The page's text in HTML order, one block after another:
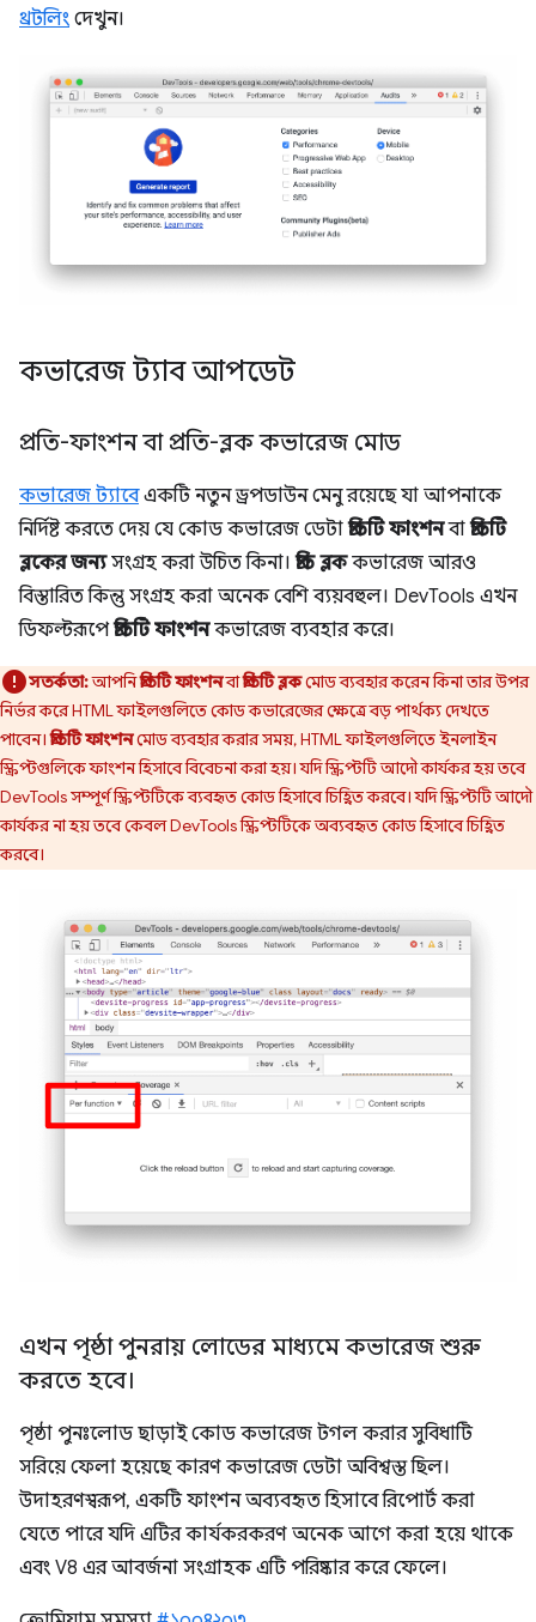
থ্রটলিং দেখুন।
কভারেজ ট্যাব আপডেট
প্রতি-ফাংশন বা প্রতি-ব্লক কভারেজ মোড
কভারেজ ট্যাবেএকটি নতুন ড্রপডাউন মেনু রয়েছে যা আপনাকে
নির্দিষ্ট করতে দেয় যে কোড কভারেজ ডেটাপ্রতিটি ফাংশনবাপ্রতিটি
ব্লকের জন্যসংগ্রহ করা উচিত কিনা।প্রতি ব্লককভারেজ আরও
বিস্তারিত কিন্তু সংগ্রহ করা অনেক বেশি ব্যয়বহুল। DevTools এখন
ডিফল্টরূপেপ্রতিটি ফাংশনকভারেজ ব্যবহার করে।
সতর্কতা:আপনিপ্রতিটি ফাংশনবাপ্রতিটি ব্লকমোড ব্যবহার করেন কিনা তার উপর
নির্ভর করে HTML ফাইলগুলিতে কোড কভারেজের ক্ষেত্রে বড় পার্থক্য দেখতে
পাবেন।প্রতিটি ফাংশনমোড ব্যবহার করার সময়, HTML ফাইলগুলিতে ইনলাইন
স্ক্রিপ্টগুলিকে ফাংশন হিসাবে বিবেচনা করা হয়। যদি স্ক্রিপ্টটি আদৌ কার্যকর হয় তবে
DevTools সম্পূর্ণ স্ক্রিপ্টটিকে ব্যবহৃত কোড হিসাবে চিহ্নিত করবে। যদি স্ক্রিপ্টটি আদৌ
কার্যকর না হয় তবে কেবল DevTools স্ক্রিপ্টটিকে অব্যবহৃত কোড হিসাবে চিহ্নিত
করবে।
এখন পৃষ্ঠা পুনরায় লোডের মাধ্যমে কভারেজ শুরু
করতে হবে।
পৃষ্ঠা পুনঃলোড ছাড়াই কোড কভারেজ টগল করার সুবিধাটি
সরিয়ে ফেলা হয়েছে কারণ কভারেজ ডেটা অবিশ্বস্ত ছিল।
উদাহরণস্বরূপ, একটি ফাংশন অব্যবহৃত হিসাবে রিপোর্ট করা
যেতে পারে যদি এটির কার্যকরকরণ অনেক আগে করা হয়ে থাকে
এবং V8 এর আবর্জনা সংগ্রাহক এটি পরিষ্কার করে ফেলে।